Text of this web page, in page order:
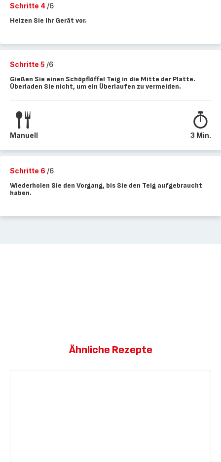
Schritte 4 /6
Heizen Sie Ihr Gerät vor.
Schritte 5 /6
Gießen Sie einen Schöpflöffel Teig in die Mitte der Platte.
Überladen Sie nicht, um ein Überlaufen zu vermeiden.
Manuell 3 Min.
Schritte 6 /6
Wiederholen Sie den Vorgang, bis Sie den Teig aufgebraucht
haben.
Ähnliche Rezepte